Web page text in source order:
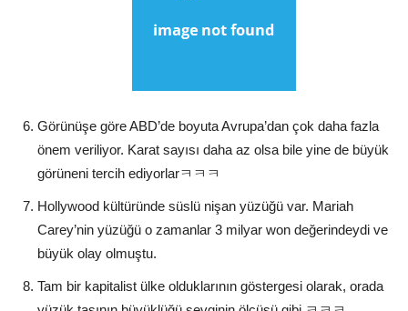
Görünüşe göre ABD’de boyuta Avrupa’dan çok daha fazla
önem veriliyor. Karat sayısı daha az olsa bile yine de büyük
görüneni tercih ediyorlarㅋㅋㅋ
Hollywood kültüründe süslü nişan yüzüğü var. Mariah
Carey’nin yüzüğü o zamanlar 3 milyar won değerindeydi ve
büyük olay olmuştu.
Tam bir kapitalist ülke olduklarının göstergesi olarak, orada